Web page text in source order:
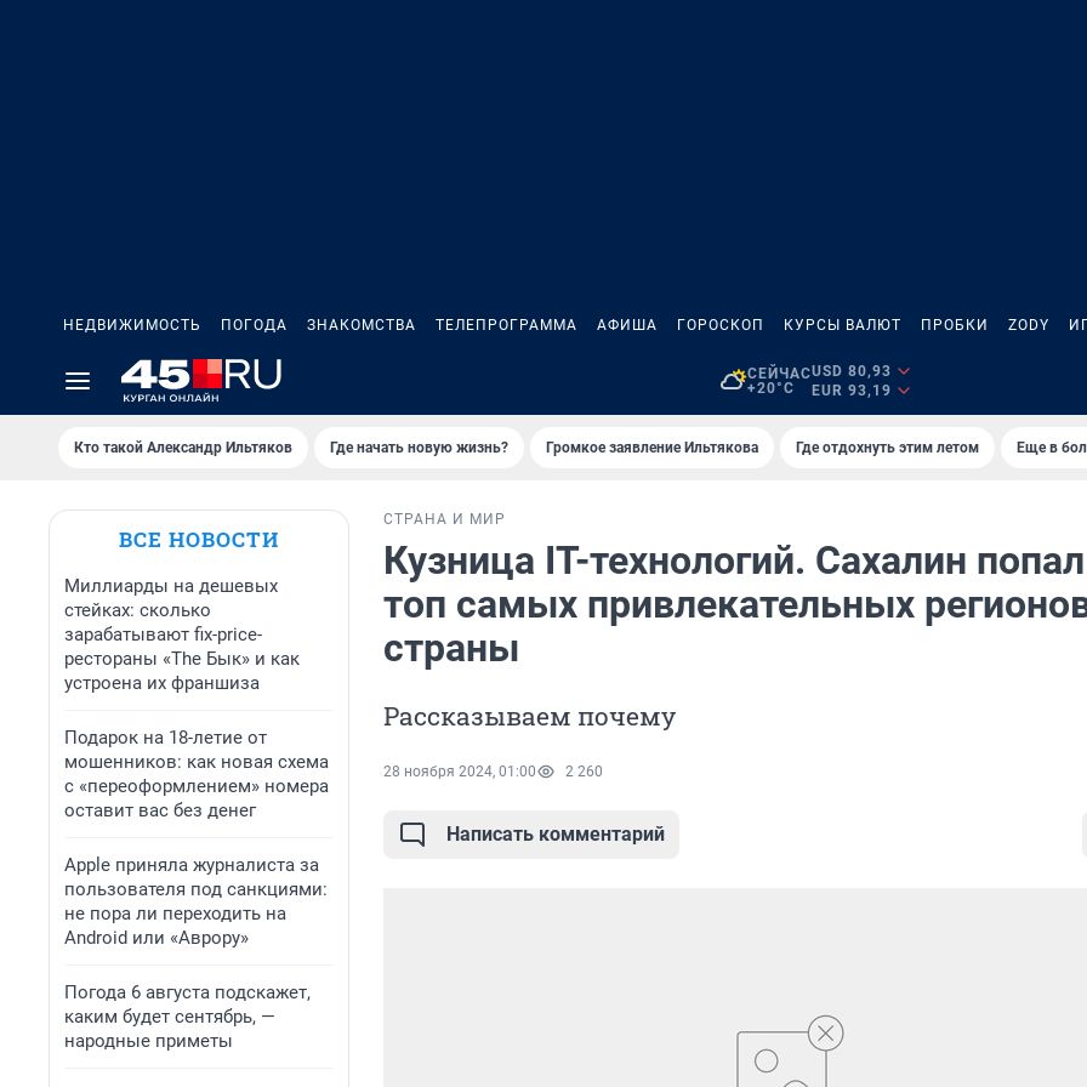
НЕДВИЖИМОСТЬ ПОГОДА ЗНАКОМСТВА ТЕЛЕПРОГРАММА АФИША ГОРОСКОП КУРСЫ ВАЛЮТ ПРОБКИ ZODY
СЕЙЧАС
+20°C
USD 80,93
EUR 93,19
Кто такой Александр Ильтяков Где начать новую жизнь? Громкое заявление Ильтякова Где отдохнуть этим летом Еще в
ВСЕ НОВОСТИ
Миллиарды на дешевых
стейках: сколько
зарабатывают fix-price-
рестораны «The Бык» и как
устроена их франшиза
Подарок на 18-летие от
мошенников: как новая схема
с «переоформлением» номера
оставит вас без денег
Apple приняла журналиста за
пользователя под санкциями:
не пора ли переходить на
Android или «Аврору»
Погода 6 августа подскажет,
каким будет сентябрь, —
народные приметы
СТРАНА И МИР
Кузница IT-технологий. Сахалин
топ самых привлекательных
страны
Рассказываем почему
28 ноября 2024, 01:00 2 260
Написать комментарий